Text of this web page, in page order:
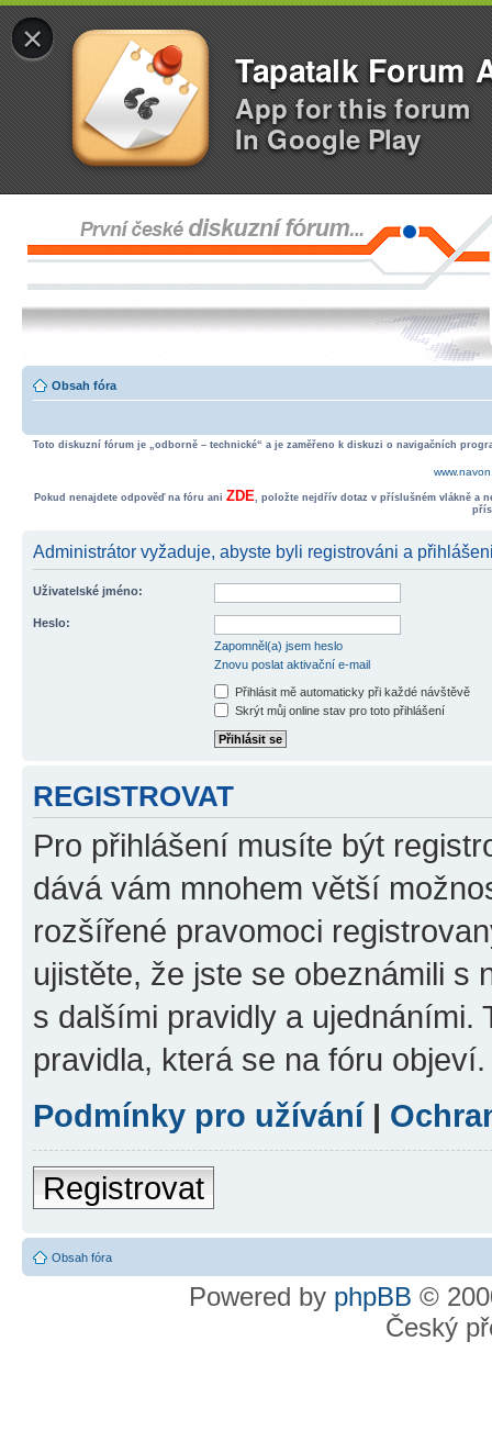
×
Tapatalk Forum
App for this forum
In Google Play
Obsah fóra
Toto diskuzní fórum je „odborně – technické“ a je zaměřeno k diskuzi o navigačních
Pokud nenajdete odpověď na fóru ani ZDE, položte nejdřív dotaz v příslušném vlákně a
Administrátor vyžaduje, abyste byli registrováni a
Uživatelské jméno:
Heslo:
Zapomněl(a) jsem heslo
Znovu poslat aktivační e-mail
Přihlásit mě automaticky při každé návštěvě
Skrýt můj online stav pro toto přihlášení
REGISTROVAT
Pro přihlášení musíte být
dává vám mnohem větší
rozšířené pravomoci
ujistěte, že jste se obeznámili s
s dalšími pravidly a ujednáními.
pravidla, která se na fóru objeví.
Podmínky pro užívání|
Registrovat
Obsah fóra
Powered by phpBB ©
Český